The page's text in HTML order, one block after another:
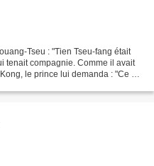
Tseu : "Tien Tseu-fang était
tenait compagnie. Comme il avait
le prince lui demanda : "Ce Si